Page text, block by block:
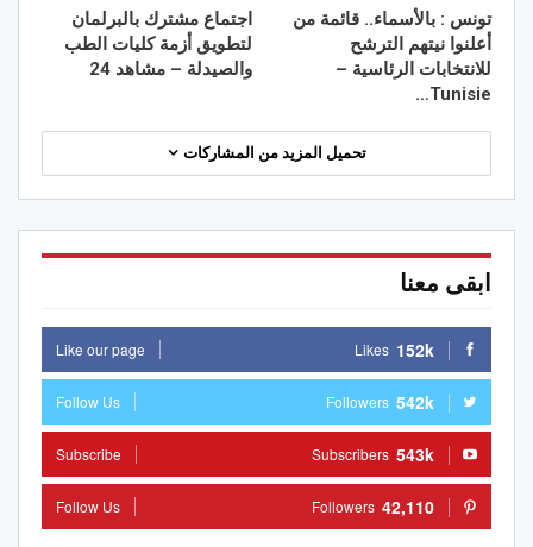
تونس : بالأسماء.. قائمة من
أعلنوا نيتهم الترشح
للانتخابات الرئاسية –
Tunisie…
اجتماع مشترك بالبرلمان
لتطويق أزمة كليات الطب
والصيدلة – مشاهد 24
تحميل المزيد من المشاركات
ابقى معنا
152k
Likes
Like our page
542k
Followers
Follow Us
543k
Subscribers
Subscribe
42,110
Followers
Follow Us